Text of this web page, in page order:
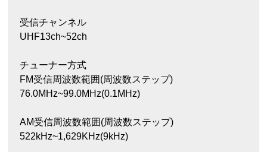
受信チャンネル
UHF13ch~52ch
チューナー方式
FM受信周波数範囲(周波数ステップ)
76.0MHz~99.0MHz(0.1MHz)
AM受信周波数範囲(周波数ステップ)
522kHz~1,629KHz(9kHz)